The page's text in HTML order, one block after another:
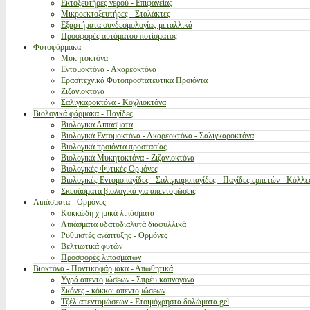
Εκτοξευτήρες νερού - Επιφανείας
Μικροεκτοξευτήρες - Σταλάκτες
Εξαρτήματα συνδεσμολογίας μεταλλικά
Προσφορές αυτόματου ποτίσματος
Φυτοφάρμακα
Μυκητοκτόνα
Εντομοκτόνα - Ακαρεοκτόνα
Ερασιτεχνικά Φυτοπροστατευτικά Προιόντα
Ζιζανιοκτόνα
Σαλιγκαροκτόνα - Κοχλιοκτόνα
Βιολογικά φάρμακα - Παγίδες
Βιολογικά Λιπάσματα
Βιολογικά Εντομοκτόνα - Ακαρεοκτόνα - Σαλιγκαροκτόνα
Βιολογικά προιόντα προστασίας
Βιολογικά Μυκητοκτόνα - Ζιζανιοκτόνα
Βιολογικές Φυτικές Ορμόνες
Βιολογικές Εντομοπαγίδες - Σαλιγκαροπαγίδες - Παγίδες ερπετών -
Σκευάσματα βιολογικά για απεντομώσεις
Λιπάσματα - Ορμόνες
Κοκκώδη χημικά λιπάσματα
Λιπάσματα υδατοδιαλυτά διαφυλλικά
Ρυθμιστές ανάπτυξης - Ορμόνες
Βελτιωτικά φυτών
Προσφορές λιπασμάτων
Βιοκτόνα - Ποντικοφάρμακα - Απωθητικά
Υγρά απεντομώσεων - Σπρέυ καπνογόνα
Σκόνες - κόκκοι απεντομώσεων
Τζέλ απεντομώσεων - Ετοιμόχρηστα δολώματα gel